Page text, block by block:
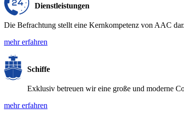
Dienstleistungen
Die Befrachtung stellt eine Kernkompetenz von AAC
mehr erfahren
Schiffe
Exklusiv betreuen wir eine große und moderne
mehr erfahren